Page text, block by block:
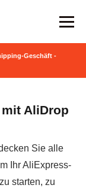
Geschäft -
AliDrop
Sie alle
Ihr AliExpress-
starten, zu